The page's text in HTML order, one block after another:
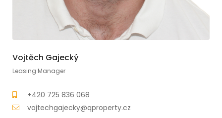
Vojtěch Gajecký
Leasing Manager
+420 725 836 068
vojtechgajecky@qproperty.cz